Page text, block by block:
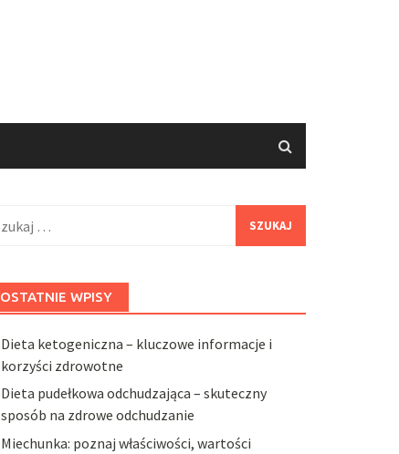
OSTATNIE WPISY
Dieta ketogeniczna – kluczowe informacje i
korzyści zdrowotne
Dieta pudełkowa odchudzająca – skuteczny
sposób na zdrowe odchudzanie
Miechunka: poznaj właściwości, wartości